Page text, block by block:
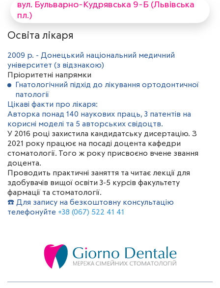
вул. Бульварно-Кудрявська 9-Б (Львівська
пл.)
Освіта лікаря
2009 р. - Донецький національний медичний
університет (з відзнакою)
Пріоритетні напрямки
Гнатологічний підхід до лікування ортодонтичної
патології
Цікаві факти про лікаря:
Авторка понад 140 наукових праць, 3 патентів на
корисні моделі та 5 авторських свідоцтв.
У 2016 році захистила кандидатську дисертацію. З
2021 року працює на посаді доцента кафедри
стоматології. Того ж року присвоєно вчене звання
доцента.
Проводить практичні заняття та читає лекції для
здобувачів вищої освіти 3-5 курсів факультету
фармації та стоматології.
☎️ Для запису на безкоштовну консультацію
телефонуйте +38 (067) 522 41 41